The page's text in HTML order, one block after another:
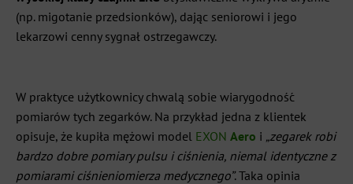
(np. migotanie przedsionków), dając seniorowi i jego
lekarzowi cenny sygnał ostrzegawczy.
W praktyce użytkownicy chwalą sobie wiarygodność
pomiarów tych zegarków. Na przykład jedna z klientek
opisuje, że kupiła mężowi model EXON Aero i „zegarek robi
bardzo dobre pomiary pulsu i ciśnienia, niemal identyczne z
pomiarami ciśnieniomierza medycznego”. Taka opinia